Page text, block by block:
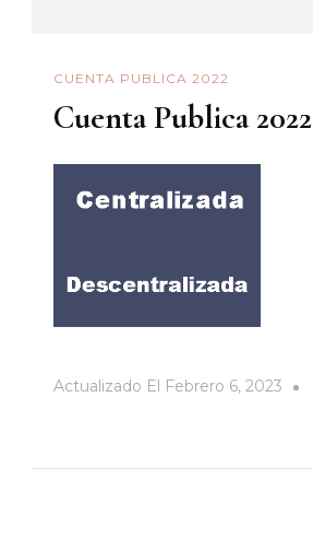
CUENTA PUBLICA 2022
Cuenta Publica 2022
Actualizado El Febrero 6, 2023